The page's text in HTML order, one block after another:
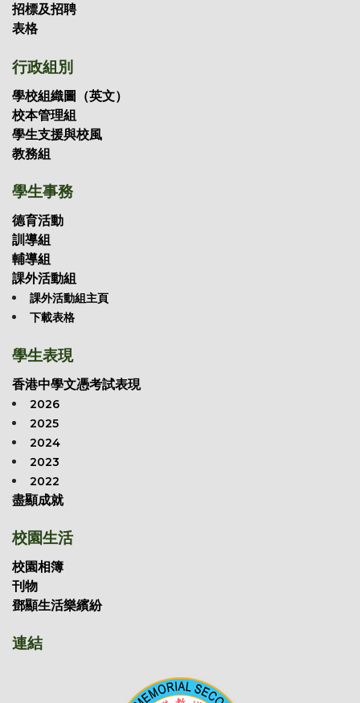
招標及招聘
表格
行政組別
學校組織圖（英文）
校本管理組
學生支援與校風
教務組
學生事務
德育活動
訓導組
輔導組
課外活動組
課外活動組主頁
下載表格
學生表現
香港中學文憑考試表現
2026
2025
2024
2023
2022
盡顯成就
校園生活
校園相簿
刊物
鄧顯生活樂繽紛
連結